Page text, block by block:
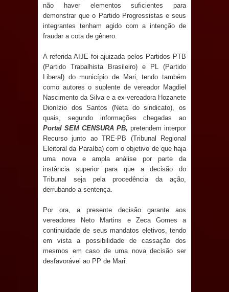
conscientização sobre saúde bucal
Caldas Brandão: gestão municipal
antecipa pagamento do mês de julho
e aquece economia para Festa de
Santana
Saúde Bucal: Mais de 470 próteses
dentárias já foram entregues pela
Prefeitura de Sapé em 2026
Caldas Brandão: Tradicional Festa de
e deve atrair grande público
Nota de pesar: Câmara de Marí
não haver elementos suficientes para
demonstrar que o Partido Progressistas e seus
integrantes tenham agido com a intenção de
fraudar a cota de gênero.
A referida AIJE foi ajuizada pelos Partidos PTB
(Partido Trabalhista Brasileiro) e PL (Partido
Liberal) do município de Mari, tendo também
como autores o suplente de vereador Magdiel
Nascimento da Silva e a ex-vereadora Hozanete
Dionízio dos Santos (Neta do sindicato), os
quais, segundo informações chegadas ao
Portal SEM CENSURA PB, pretendem interpor
Recurso junto ao TRE-PB (Tribunal Regional
Eleitoral da Paraíba) com o objetivo de que haja
uma nova e ampla análise por parte da
instância superior para que a decisão do
Tribunal seja pela procedência da ação,
derrubando a sentença.
Por ora, a presente decisão garante aos
vereadores Neto Martins e Zeca Gomes a
continuidade de seus mandatos eletivos, tendo
em vista a possibilidade de cassação dos
mesmos em caso de uma nova decisão ser
desfavorável ao PP de Mari.